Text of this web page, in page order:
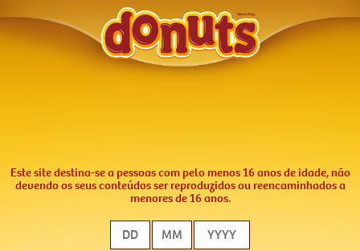
Este site destina-se a pessoas com pelo menos 16 anos de idade, não
devendo os seus conteúdos ser reproduzidos ou reencaminhados a
menores de 16 anos.